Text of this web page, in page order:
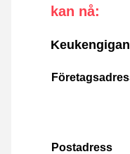
kan nå:
Postadress